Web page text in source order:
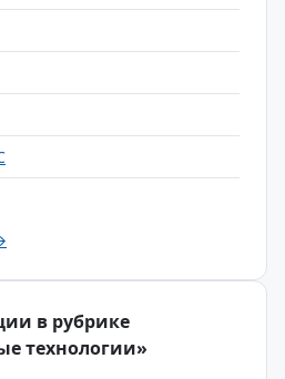
в рубрике
технологии»